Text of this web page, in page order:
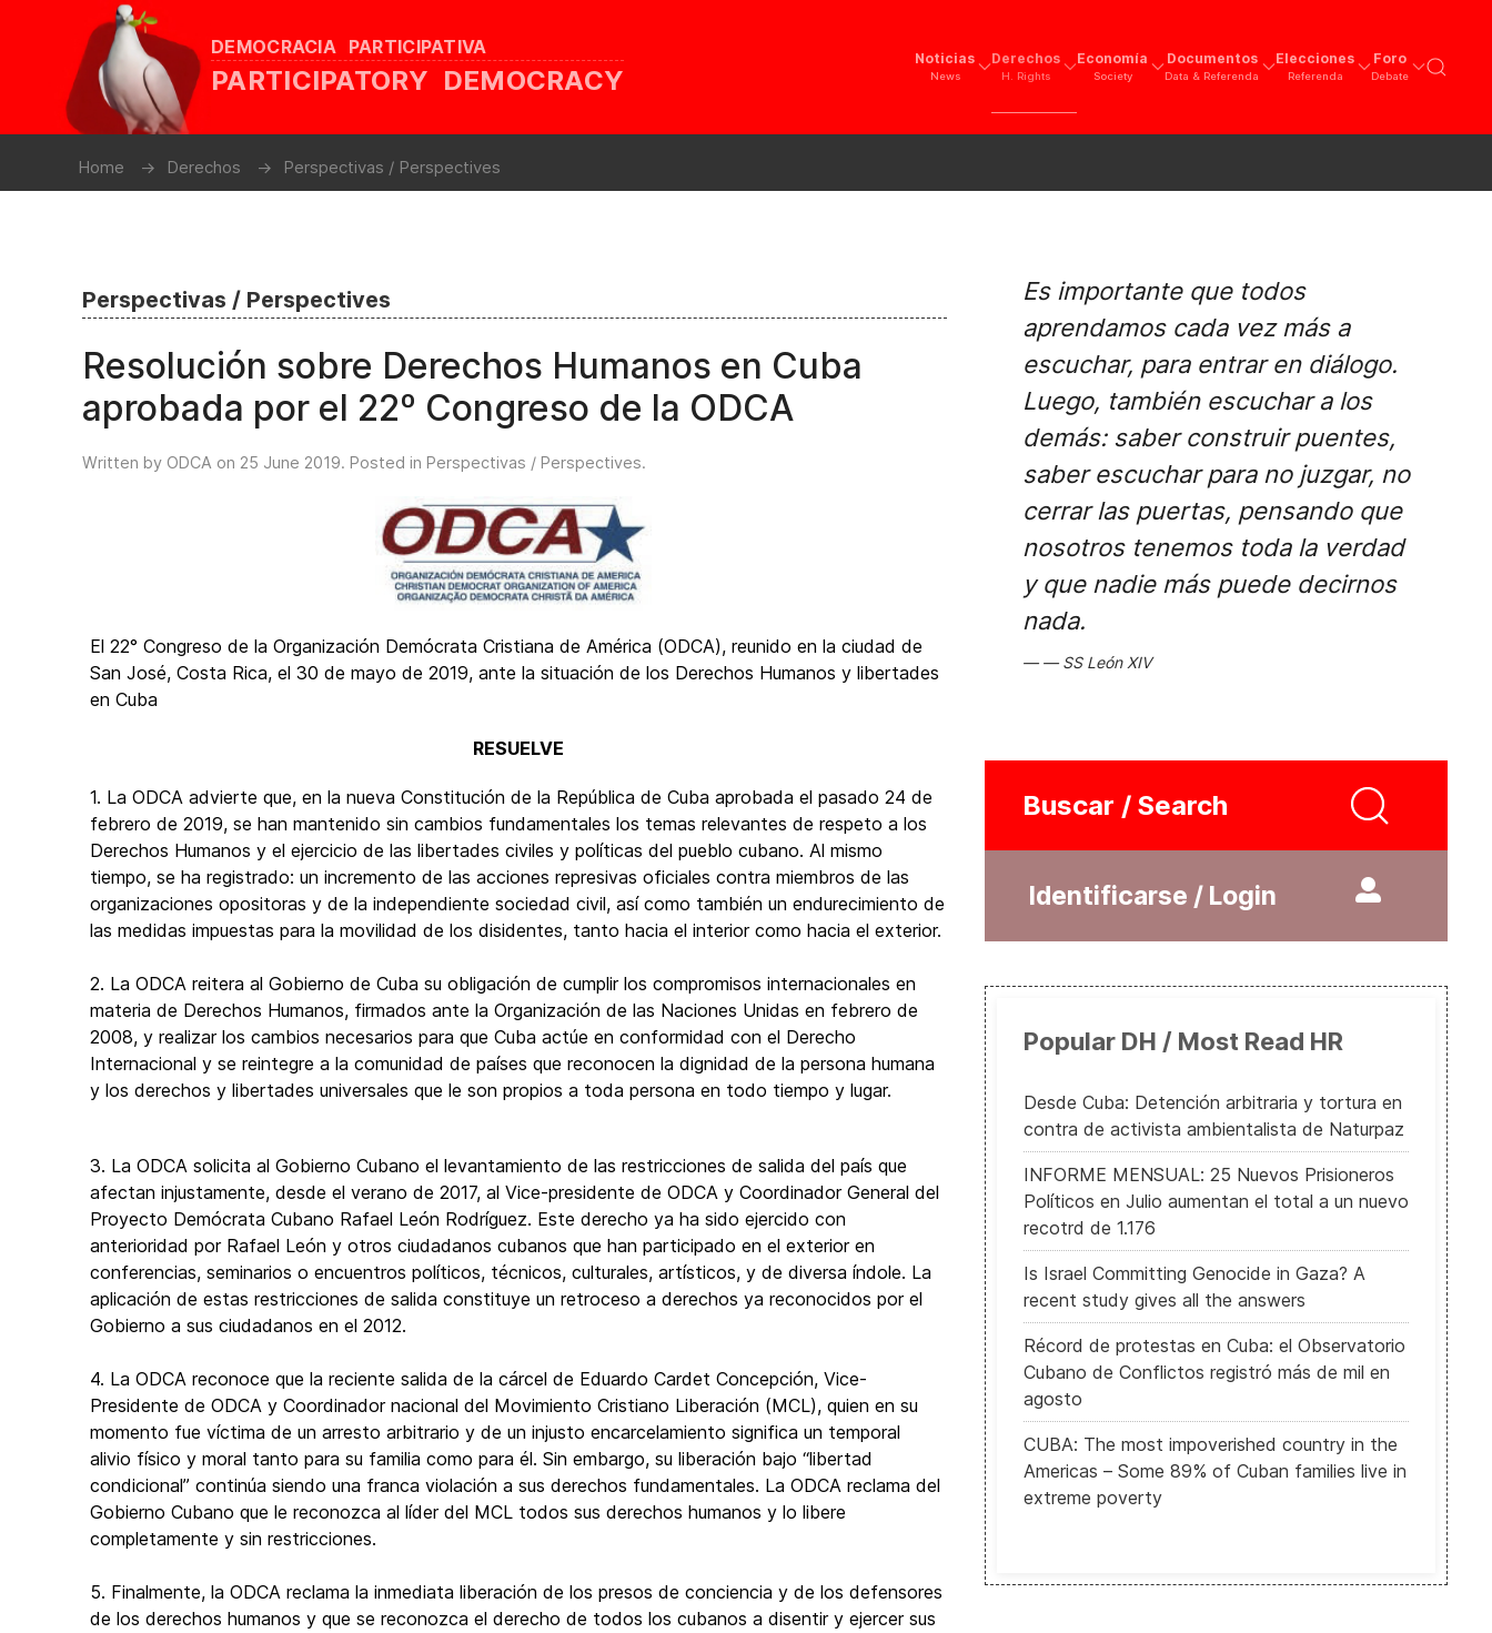
DEMOCRACIA PARTICIPATIVA
PARTICIPATORY DEMOCRACY
Noticias
News
Derechos
H. Rights
Economía
Society
Documentos
Data & Referenda
Elecciones
Referenda
Foro
Debate
Home Derechos Perspectivas / Perspectives
Perspectivas / Perspectives
Resolución sobre Derechos Humanos en Cuba
aprobada por el 22º Congreso de la ODCA
Written by ODCA on 25 June 2019. Posted in Perspectivas / Perspectives.
El 22° Congreso de la Organización Demócrata Cristiana de América (ODCA), reunido en la ciudad de
San José, Costa Rica, el 30 de mayo de 2019, ante la situación de los Derechos Humanos y libertades
en Cuba
RESUELVE
1. La ODCA advierte que, en la nueva Constitución de la República de Cuba aprobada el pasado 24 de
febrero de 2019, se han mantenido sin cambios fundamentales los temas relevantes de respeto a los
Derechos Humanos y el ejercicio de las libertades civiles y políticas del pueblo cubano. Al mismo
tiempo, se ha registrado: un incremento de las acciones represivas oficiales contra miembros de las
organizaciones opositoras y de la independiente sociedad civil, así como también un endurecimiento de
las medidas impuestas para la movilidad de los disidentes, tanto hacia el interior como hacia el exterior.
2. La ODCA reitera al Gobierno de Cuba su obligación de cumplir los compromisos internacionales en
materia de Derechos Humanos, firmados ante la Organización de las Naciones Unidas en febrero de
2008, y realizar los cambios necesarios para que Cuba actúe en conformidad con el Derecho
Internacional y se reintegre a la comunidad de países que reconocen la dignidad de la persona humana
y los derechos y libertades universales que le son propios a toda persona en todo tiempo y lugar.
3. La ODCA solicita al Gobierno Cubano el levantamiento de las restricciones de salida del país que
afectan injustamente, desde el verano de 2017, al Vice-presidente de ODCA y Coordinador General del
Proyecto Demócrata Cubano Rafael León Rodríguez. Este derecho ya ha sido ejercido con
anterioridad por Rafael León y otros ciudadanos cubanos que han participado en el exterior en
conferencias, seminarios o encuentros políticos, técnicos, culturales, artísticos, y de diversa índole. La
aplicación de estas restricciones de salida constituye un retroceso a derechos ya reconocidos por el
Gobierno a sus ciudadanos en el 2012.
4. La ODCA reconoce que la reciente salida de la cárcel de Eduardo Cardet Concepción, Vice-
Presidente de ODCA y Coordinador nacional del Movimiento Cristiano Liberación (MCL), quien en su
momento fue víctima de un arresto arbitrario y de un injusto encarcelamiento significa un temporal
alivio físico y moral tanto para su familia como para él. Sin embargo, su liberación bajo “libertad
condicional” continúa siendo una franca violación a sus derechos fundamentales. La ODCA reclama del
Gobierno Cubano que le reconozca al líder del MCL todos sus derechos humanos y lo libere
completamente y sin restricciones.
5. Finalmente, la ODCA reclama la inmediata liberación de los presos de conciencia y de los defensores
de los derechos humanos y que se reconozca el derecho de todos los cubanos a disentir y ejercer sus
Es importante que todos
aprendamos cada vez más a
escuchar, para entrar en diálogo.
Luego, también escuchar a los
demás: saber construir puentes,
saber escuchar para no juzgar, no
cerrar las puertas, pensando que
nosotros tenemos toda la verdad
y que nadie más puede decirnos
nada.
SS León XIV
Buscar / Search
Identificarse / Login
Popular DH / Most Read HR
Desde Cuba: Detención arbitraria y tortura en
contra de activista ambientalista de Naturpaz
INFORME MENSUAL: 25 Nuevos Prisioneros
Políticos en Julio aumentan el total a un nuevo
recotrd de 1.176
Is Israel Committing Genocide in Gaza? A
recent study gives all the answers
Récord de protestas en Cuba: el Observatorio
Cubano de Conflictos registró más de mil en
agosto
CUBA: The most impoverished country in the
Americas – Some 89% of Cuban families live in
extreme poverty